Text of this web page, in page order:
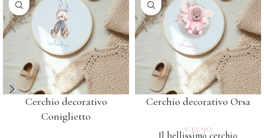
Cerchio decorativo
Coniglietto
Cerchio decorativo Orsa
€12.90